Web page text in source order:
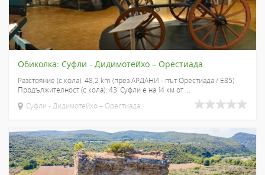
Обиколка: Суфли - Дидимотейхо – Орестиада
Разстояние (с кола): 48,2 km (през АРДАНИ - път Орестиада / E85)
Продължителност (с кола): 43' Суфли е на 14 км от ...
Суфли - Дидимотейхо – Орестиада